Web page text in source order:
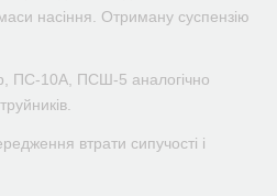
насіння. Отриману суспензію
ПС-10А, ПСШ-5 аналогічно
втрати сипучості і